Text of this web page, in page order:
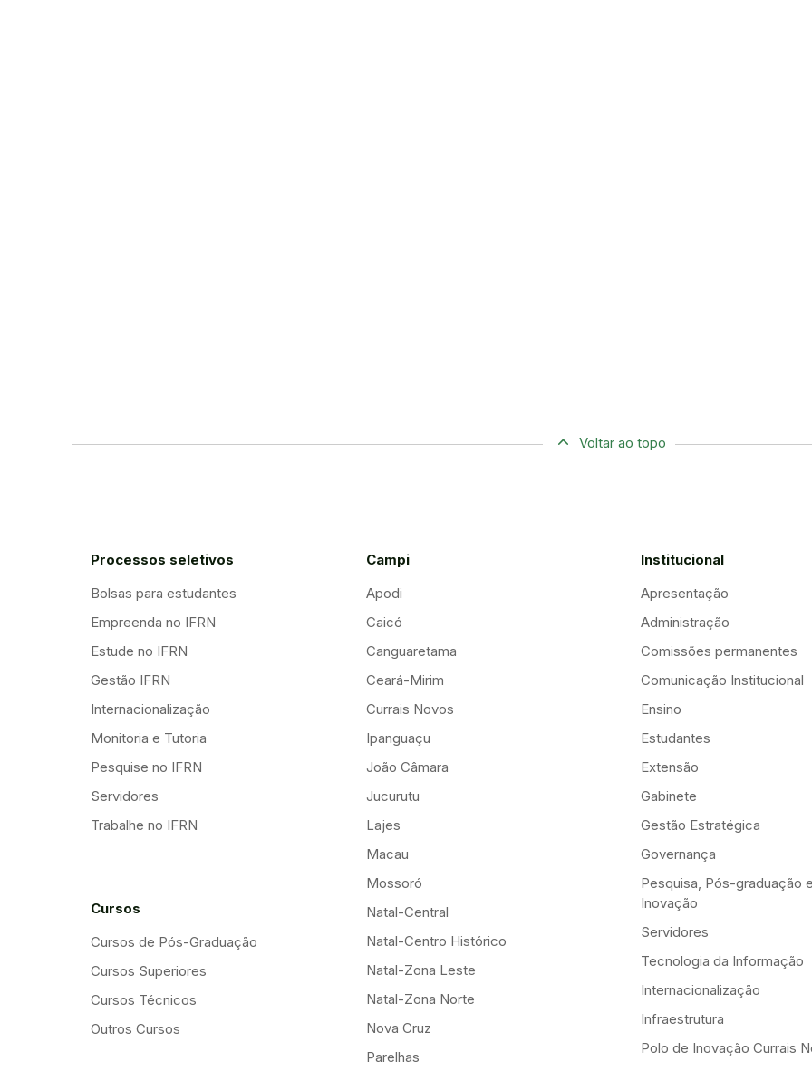
Voltar ao topo
Processos seletivos
Bolsas para estudantes
Empreenda no IFRN
Estude no IFRN
Gestão IFRN
Internacionalização
Monitoria e Tutoria
Pesquise no IFRN
Servidores
Trabalhe no IFRN
Cursos
Cursos de Pós-Graduação
Cursos Superiores
Cursos Técnicos
Outros Cursos
Campi
Apodi
Caicó
Canguaretama
Ceará-Mirim
Currais Novos
Ipanguaçu
João Câmara
Jucurutu
Lajes
Macau
Mossoró
Natal-Central
Natal-Centro Histórico
Natal-Zona Leste
Natal-Zona Norte
Nova Cruz
Parelhas
Institucional
Apresentação
Administração
Comissões permanentes
Comunicação Institucional
Ensino
Estudantes
Extensão
Gabinete
Gestão Estratégica
Governança
Pesquisa, Pós-graduação
Inovação
Servidores
Tecnologia da Informação
Internacionalização
Infraestrutura
Polo de Inovação Currais